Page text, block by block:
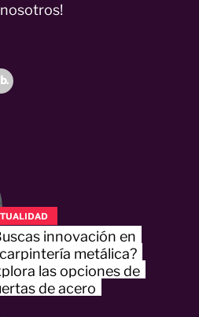
nosotros!
innovación en
metálica?
las opciones de
de acero